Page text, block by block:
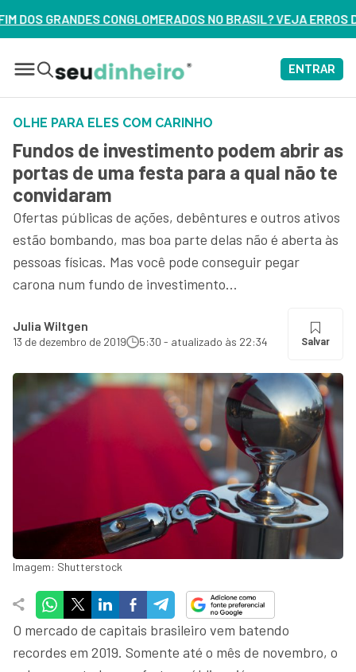
NO BRASIL? VEJA ERROS DE 3 DELES – ASSISTA
ENTRAR
OLHE PARA ELES COM CARINHO
Fundos de investimento podem abrir as
portas de uma festa para a qual não te
convidaram
Ofertas públicas de ações, debêntures e outros ativos
estão bombando, mas boa parte delas não é aberta às
pessoas físicas. Mas você pode conseguir pegar
carona num fundo de investimento...
Julia Wiltgen
13 de dezembro de 2019 5:30 - atualizado às 22:34 Salvar
Imagem: Shutterstock
O mercado de capitais brasileiro vem batendo
recordes em 2019. Somente até o mês de novembro, o